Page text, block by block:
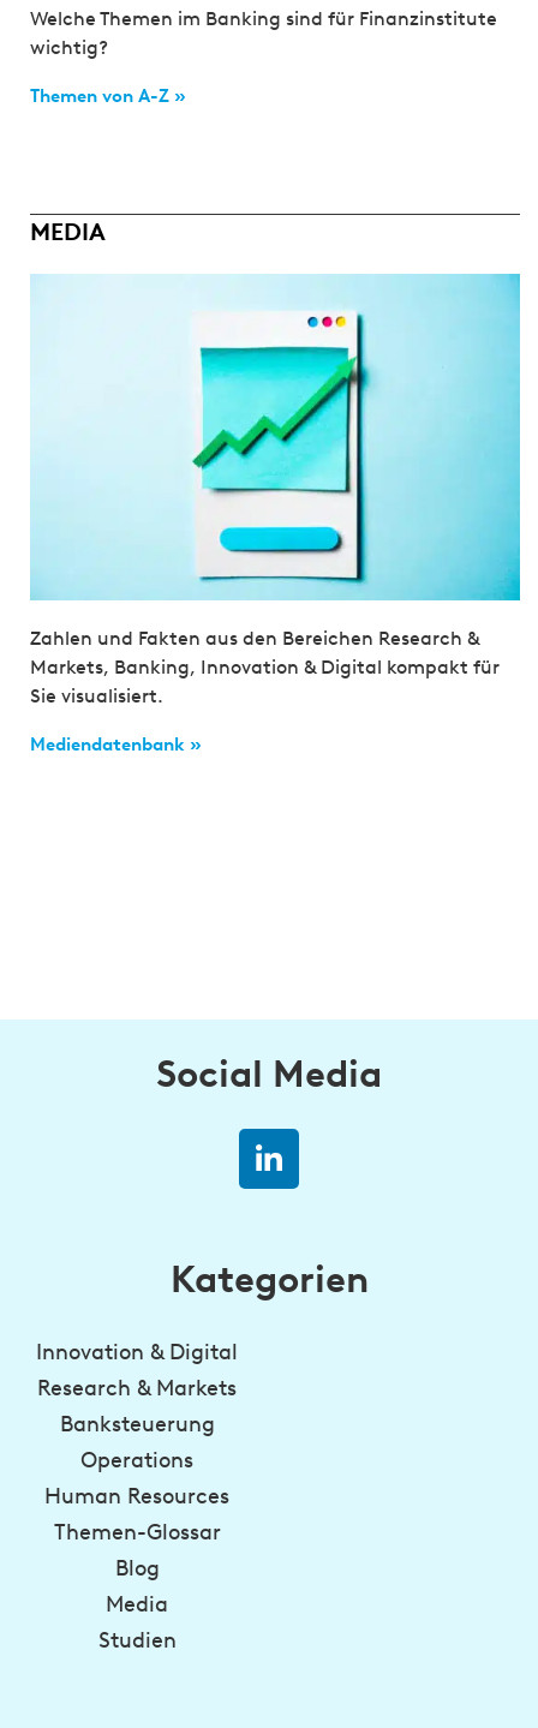
Welche Themen im Banking sind für Finanzinstitute
wichtig?
Themen von A-Z »
MEDIA
Zahlen und Fakten aus den Bereichen Research &
Markets, Banking, Innovation & Digital kompakt für
Sie visualisiert.
Mediendatenbank »
Social Media
Kategorien
Innovation & Digital
Research & Markets
Banksteuerung
Operations
Human Resources
Themen-Glossar
Blog
Media
Studien